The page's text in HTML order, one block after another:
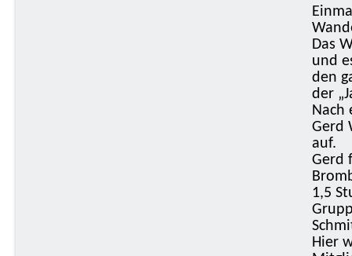
Das
und
den
der
Nach
Gerd
auf.
Gerd
1,5
Hier